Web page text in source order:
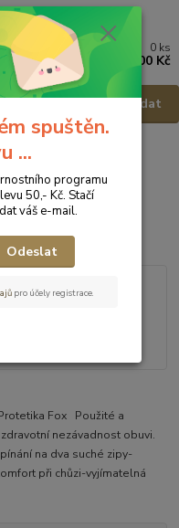
Hledat
0 ks
0,00 Kč
celoroční - vel.33
Fox
Fox Použité a
nezávadnost obuvi.
na dva suché zipy-
při chůzi-vyjímatelná
spuštěn.
...
programu
50,- Kč. Stačí
váš e-mail.
Odeslat
pro účely registrace.